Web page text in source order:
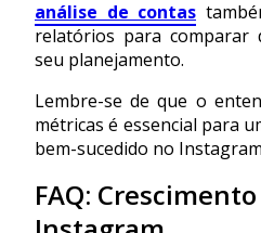
análise de contas
relatórios para comparar
seu planejamento.
Lembre-se de que o
métricas é essencial para
bem-sucedido no
FAQ: